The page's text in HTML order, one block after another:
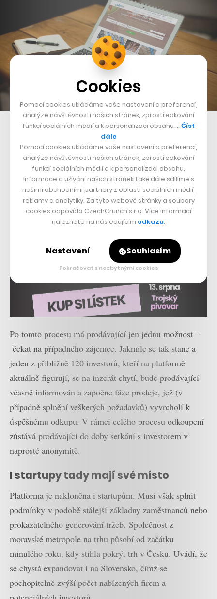
Po tomto procesu má prodávající jen jednu možnost –
čekat na případného zájemce. Jakmile se tak stane a
jeden z přibližně 120 investorů, kteří na platformě
aktuálně figurují, se na inzerát chytí, bude prodávající
včasně informován a započne fáze prodeje, jež (v
případně splnění veškerých požadavků) vyvrcholí k
úspěšnému odkupu. V rámci celého procesu odkoupení
zůstává prodávající do doby setkání s investorem v
naprosté anonymitě.
I startupy tady mají své místo
Platforma je nakloněna i startupům. Musí však splnit
podmínky v podobě stálejší základny zaměstnanců nebo
prokazatelného generování tržeb. Společnost z
moravské metropole na trhu působí od začátku
minulého roku, kdy stihla pokrýt trh v Česku. Uvádí, že
se chystá expandovat i na Slovensko, čímž se
pochopitelně zvýší počet nabízených firem a
Cookies
Pomocí cookies ukládáme vaše nastavení a preferencí,
analýze návštěvnosti našich stránek, zprostředkování
funkcí sociálních médií a k personalizaci obsahu … Číst
dále
Pomocí cookies ukládáme vaše nastavení a preferencí,
analýze návštěvnosti našich stránek, zprostředkování
funkcí sociálních médií a k personalizaci obsahu.
Informace o užívání našich stránek také dále sdílíme s
našimi obchodními partnery z oblasti sociálních médií,
reklamy a analytiky. Za tyto webové stránky a soubory
cookies odpovídá CzechCrunch s.r.o. Více informací
naleznete na následujícím odkazu.
Nastavení Souhlasím
Pokračovat s nezbytnými cookies